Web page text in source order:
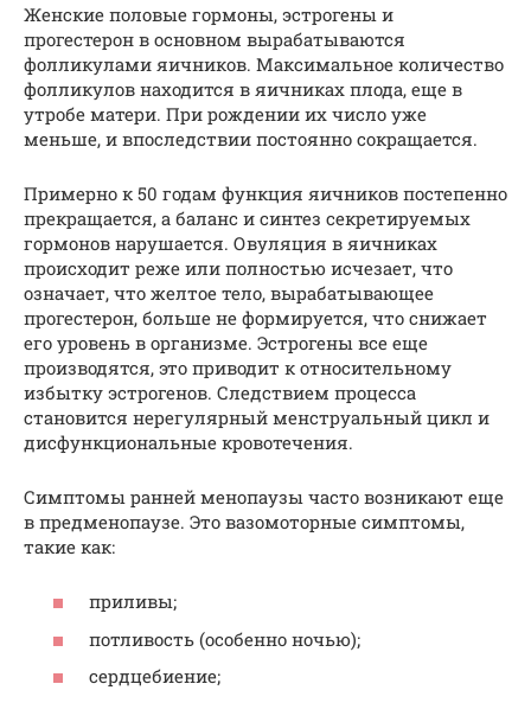
Женские половые гормоны, эстрогены и
прогестерон в основном вырабатываются
фолликулами яичников. Максимальное количество
фолликулов находится в яичниках плода, еще в
утробе матери. При рождении их число уже
меньше, и впоследствии постоянно сокращается.
Примерно к 50 годам функция яичников постепенно
прекращается, а баланс и синтез секретируемых
гормонов нарушается. Овуляция в яичниках
происходит реже или полностью исчезает, что
означает, что желтое тело, вырабатывающее
прогестерон, больше не формируется, что снижает
его уровень в организме. Эстрогены все еще
производятся, это приводит к относительному
избытку эстрогенов. Следствием процесса
становится нерегулярный менструальный цикл и
дисфункциональные кровотечения.
Симптомы ранней менопаузы часто возникают еще
в предменопаузе. Это вазомоторные симптомы,
такие как:
приливы;
потливость (особенно ночью);
сердцебиение;